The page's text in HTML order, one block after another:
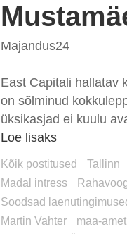
Majandus24
East Capitali hallatav
on sõlminud
üksikasjad ei kuulu
Loe lisaks
Kõik postitused Tallinn
Madal intress
Soodsad
Martin Vahter
maa-amet